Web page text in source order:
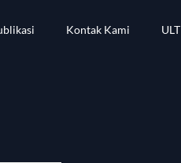
Kontak Kami ULT